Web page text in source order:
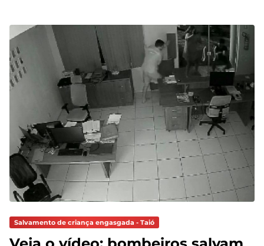
Salvamento de criança engasgada - Taió